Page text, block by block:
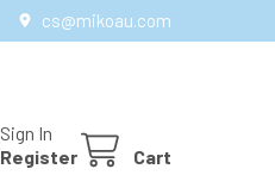
cs@mikoau.com
Sign In
Register
Cart